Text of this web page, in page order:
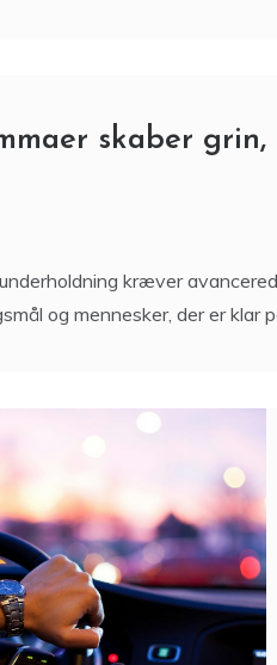
skaber
kræver
og mennesker, der er klar